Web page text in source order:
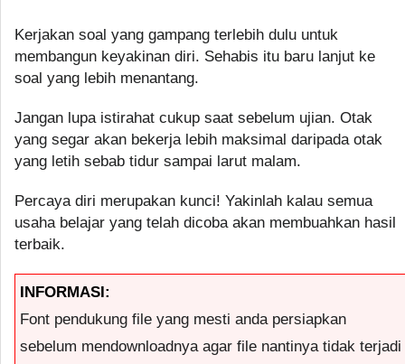
Kerjakan soal yang gampang terlebih dulu untuk
membangun keyakinan diri. Sehabis itu baru lanjut ke
soal yang lebih menantang.
Jangan lupa istirahat cukup saat sebelum ujian. Otak
yang segar akan bekerja lebih maksimal daripada otak
yang letih sebab tidur sampai larut malam.
Percaya diri merupakan kunci! Yakinlah kalau semua
usaha belajar yang telah dicoba akan membuahkan hasil
terbaik.
INFORMASI:
Font pendukung file yang mesti anda persiapkan
sebelum mendownloadnya agar file nantinya tidak terjadi